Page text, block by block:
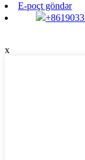
E-poçt göndər
x